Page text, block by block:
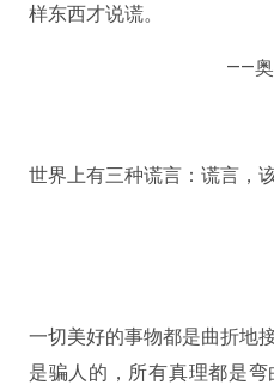
样东西才说谎。
——奥
世界上有三种谎言：谎言，
一切美好的事物都是曲折地
是骗人的，所有真理都是